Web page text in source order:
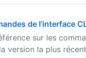
de l’interface
sur les
version la plus